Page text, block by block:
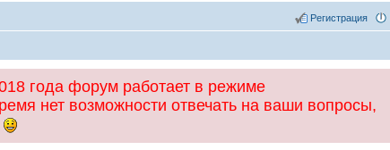
Регистрация
года форум работает в режиме
нет возможности отвечать на ваши вопросы,